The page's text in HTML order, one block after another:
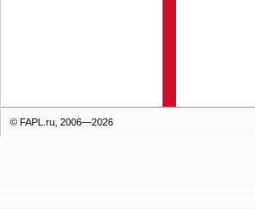
© FAPL.ru, 2006—2026